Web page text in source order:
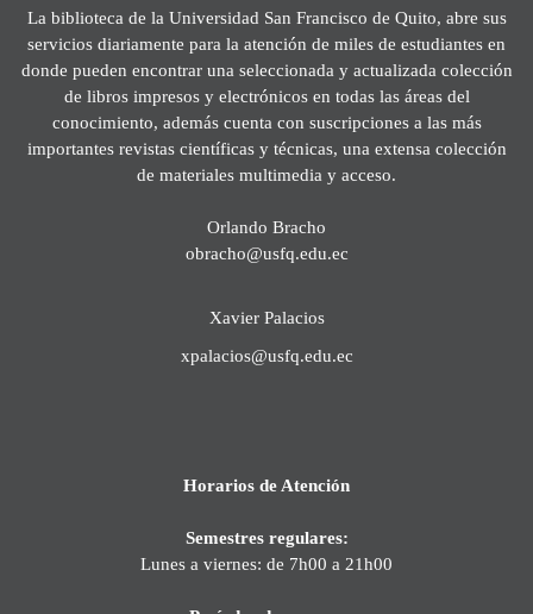
La biblioteca de la Universidad San Francisco de Quito, abre sus
servicios diariamente para la atención de miles de estudiantes en
donde pueden encontrar una seleccionada y actualizada colección
de libros impresos y electrónicos en todas las áreas del
conocimiento, además cuenta con suscripciones a las más
importantes revistas científicas y técnicas, una extensa colección
de materiales multimedia y acceso.
Orlando Bracho
obracho@usfq.edu.ec
Xavier Palacios
xpalacios@usfq.edu.ec
Horarios de Atención
Semestres regulares:
Lunes a viernes: de 7h00 a 21h00